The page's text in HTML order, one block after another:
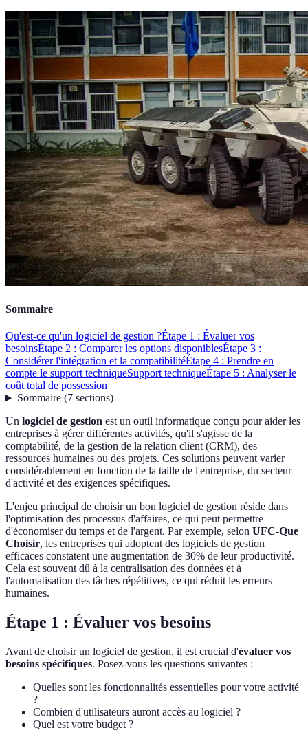
Sommaire
Qu'est-ce qu'un logiciel de gestion ?Étape 1 : Évaluer vos
besoinsÉtape 2 : Comparer les options disponiblesÉtape 3 :
Considérer l'intégration et la compatibilitéÉtape 4 : Prendre en
compte le support techniqueSupport techniqueÉtape 5 : Analyser le
coût total de possession
Sommaire(7 sections)
Un logiciel de gestion est un outil informatique conçu pour aider les
entreprises à gérer différentes activités, qu'il s'agisse de la
comptabilité, de la gestion de la relation client (CRM), des
ressources humaines ou des projets. Ces solutions peuvent varier
considérablement en fonction de la taille de l'entreprise, du secteur
d'activité et des exigences spécifiques.
L'enjeu principal de choisir un bon logiciel de gestion réside dans
l'optimisation des processus d'affaires, ce qui peut permettre
d'économiser du temps et de l'argent. Par exemple, selon UFC-Que
Choisir, les entreprises qui adoptent des logiciels de gestion
efficaces constatent une augmentation de 30% de leur productivité.
Cela est souvent dû à la centralisation des données et à
l'automatisation des tâches répétitives, ce qui réduit les erreurs
humaines.
Étape 1 : Évaluer vos besoins
Avant de choisir un logiciel de gestion, il est crucial d'évaluer vos
besoins spécifiques. Posez-vous les questions suivantes :
Quelles sont les fonctionnalités essentielles pour votre activité
?
Combien d'utilisateurs auront accès au logiciel ?
Quel est votre budget ?